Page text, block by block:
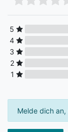
5
4
3
2
1
Melde dich